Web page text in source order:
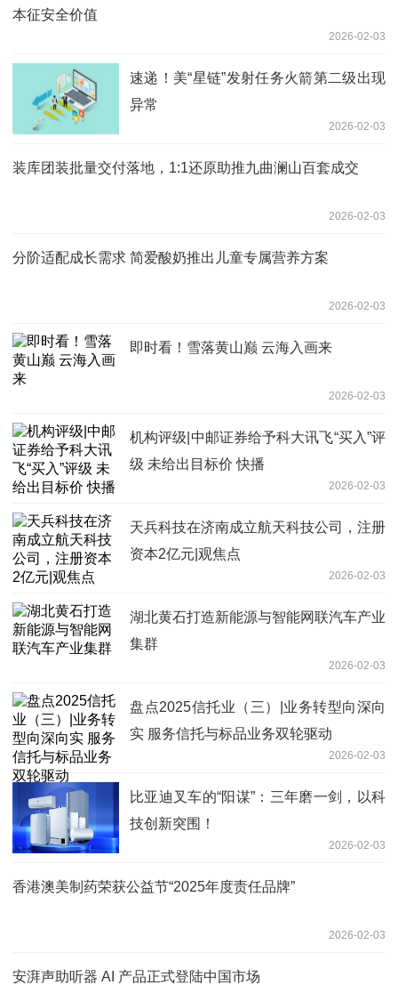
本征安全价值
2026-02-03
速递！美“星链”发射任务火箭第二级出现
异常
2026-02-03
装库团装批量交付落地，1:1还原助推九曲澜山百套成交
2026-02-03
分阶适配成长需求 简爱酸奶推出儿童专属营养方案
2026-02-03
即时看！雪落黄山巅 云海入画来
2026-02-03
机构评级|中邮证券给予科大讯飞“买入”评
级 未给出目标价 快播
2026-02-03
天兵科技在济南成立航天科技公司，注册
资本2亿元|观焦点
2026-02-03
湖北黄石打造新能源与智能网联汽车产业
集群
2026-02-03
盘点2025信托业（三）|业务转型向深向
实 服务信托与标品业务双轮驱动
2026-02-03
比亚迪叉车的“阳谋”：三年磨一剑，以科
技创新突围！
2026-02-03
香港澳美制药荣获公益节“2025年度责任品牌”
2026-02-03
安湃声助听器 AI 产品正式登陆中国市场